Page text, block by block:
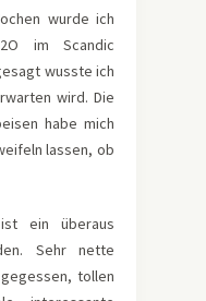
wurde ich
im Scandic
wusste ich
wird. Die
habe mich
lassen, ob
ein überaus
Sehr nette
tollen